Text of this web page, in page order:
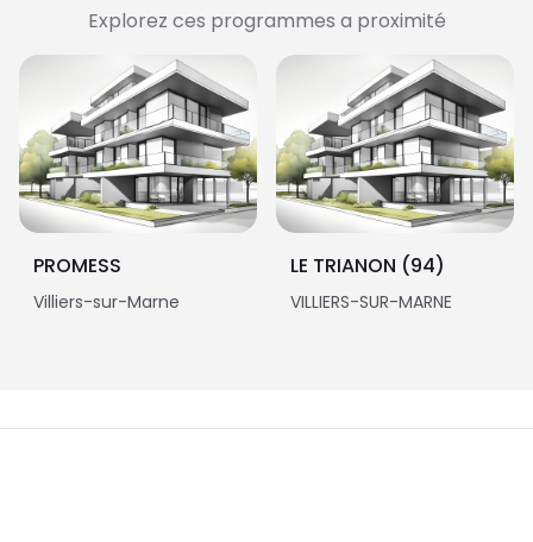
Explorez ces programmes a proximité
PROMESS
Villiers-sur-Marne
LE TRIANON (94)
VILLIERS-SUR-MARNE